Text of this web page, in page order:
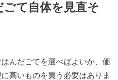
て自体を見直そ
んだごてを選べばよいか、価
高いものを買う必要はありま